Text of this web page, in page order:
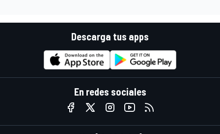
Descarga tus apps
En redes sociales